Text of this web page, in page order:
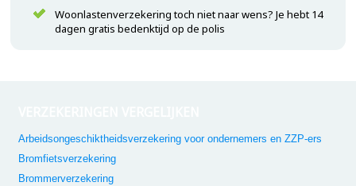
Woonlastenverzekering toch niet naar wens? Je hebt 14
dagen gratis bedenktijd op de polis
Arbeidsongeschiktheidsverzekering voor ondernemers en ZZP-ers
Bromfietsverzekering
Brommerverzekering